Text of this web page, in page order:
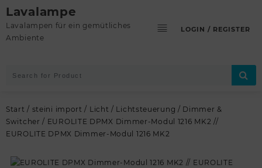
Skip
to
content
Lavalampe
Lavalampen für ein gemütliches
Ambiente
LOGIN / REGISTER
Start / steini import / Licht / Lichtsteuerung / Dimmer &
Switcher / EUROLITE DPMX Dimmer-Modul 1216 MK2 //
EUROLITE DPMX Dimmer-Modul 1216 MK2